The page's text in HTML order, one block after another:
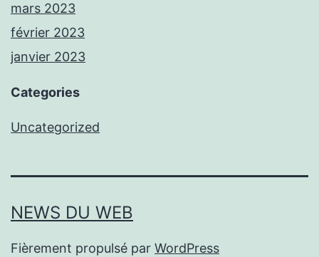
mars 2023
février 2023
janvier 2023
Categories
Uncategorized
NEWS DU WEB
Fièrement propulsé par WordPress